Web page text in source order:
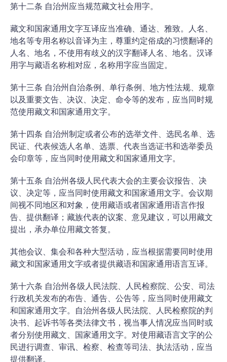
第十二条 自治州应当规范藏文社会用字。
藏文和国家通用文字互译应当准确、通达、雅致。人名、
地名等专用名称以音译为主，尊重约定俗成的习惯翻译的
人名、地名，不使用有歧义的汉字翻译人名、地名。汉译
用字与藏语名称相对应，名称用字应当固定。
第十三条 自治州自治条例、单行条例、地方性法规、规章
以及重要文告、决议、决定、命令等的发布，应当同时规
范使用藏文和国家通用文字。
第十四条 自治州制定或者公布的选举文件、选民名单、选
民证、代表候选人名单、选票、代表当选证书和选举委员
会印章等，应当同时使用藏文和国家通用文字。
第十五条 自治州各级人民代表大会的主要会议报告、决
议、决定等，应当同时使用藏文和国家通用文字。会议期
间视不同地区和对象，使用藏语或者国家通用语言作报
告、提供翻译；藏族代表的议案、意见建议，可以用藏文
提出，承办单位用藏文答复。
其他会议、集会和各种大型活动，应当根据需要同时使用
藏文和国家通用文字或者提供藏语和国家通用语言互译。
第十六条 自治州各级人民法院、人民检察院、公安、司法
行政机关发布的布告、通告、公告等，应当同时使用藏文
和国家通用文字。自治州各级人民法院、人民检察院的判
决书、起诉书等各类法律文书，视当事人情况应当同时或
者分别使用藏文、国家通用文字。对使用藏语言文字的公
民进行调查、审讯、检察、检查等司法、执法活动，应当